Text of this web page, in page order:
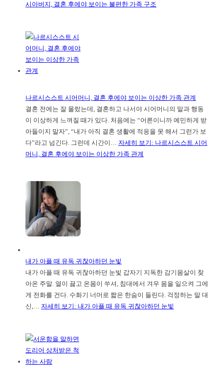
시아버지, 결혼 후에야 보이는 불편한 가족 구조
나르시스스트 시어머니, 결혼 후에야 보이는 이상한 가족 관계
결혼 전에는 잘 몰랐는데, 결혼하고 나서야 시어머니의 말과 행동
이 이상하게 느껴질 때가 있다. 처음에는 “어른이니까 예민하게 받
아들이지 말자”, “내가 아직 결혼 생활에 적응을 못 해서 그런가 보
다”라고 넘긴다. 그런데 시간이… 자세히 보기 : 나르시스스트 시어
머니, 결혼 후에야 보이는 이상한 가족 관계
내가 아플 때 유독 귀찮아하던 눈빛
내가 아플 때 유독 귀찮아하던 눈빛 갑자기 지독한 감기몸살이 찾
아온 주말. 열이 끓고 온몸이 쑤셔, 침대에서 겨우 몸을 일으켜 그에
게 전화를 건다. 수화기 너머로 짧은 한숨이 들린다. 걱정하는 말 대
신,… 자세히 보기 : 내가 아플 때 유독 귀찮아하던 눈빛